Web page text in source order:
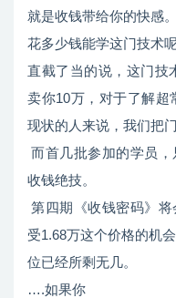
就是收钱带给你的快感。
花多少钱能学这门技术
直截了当的说，这门技
卖你10万，对于了解超
现状的人来说，我们把
而首几批参加的学员
收钱绝技。
第四期《收钱密码》
受1.68万这个价格的机
位已经所剩无几。
….如果你